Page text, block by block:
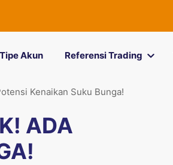
Tipe Akun Referensi Trading
Kenaikan Suku Bunga!
ADA